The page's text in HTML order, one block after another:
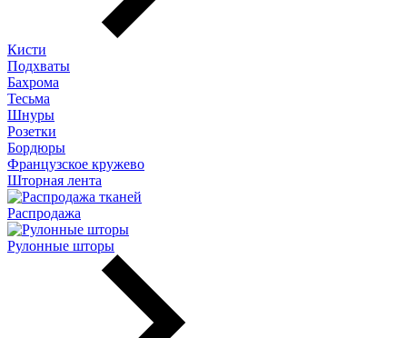
Кисти
Подхваты
Бахрома
Тесьма
Шнуры
Розетки
Бордюры
Французское кружево
Шторная лента
Распродажа
Рулонные шторы